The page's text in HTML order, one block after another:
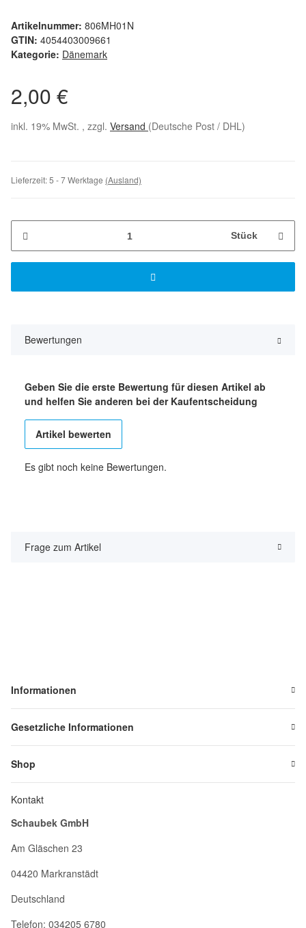
Artikelnummer: 806MH01N
GTIN: 4054403009661
Kategorie: Dänemark
2,00 €
inkl. 19% MwSt. , zzgl. Versand (Deutsche Post / DHL)
Lieferzeit:5 - 7 Werktage (Ausland)
Stück
Bewertungen
Geben Sie die erste Bewertung für diesen Artikel ab
und helfen Sie anderen bei der Kaufentscheidung
Artikel bewerten
Es gibt noch keine Bewertungen.
Frage zum Artikel
Informationen
Gesetzliche Informationen
Shop
Kontakt
Schaubek GmbH
Am Gläschen 23
04420 Markranstädt
Deutschland
Telefon: 034205 6780